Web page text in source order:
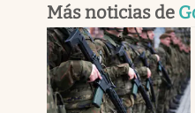
Más noticias de